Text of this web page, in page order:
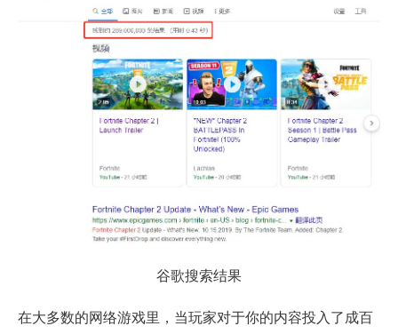
谷歌搜索结果
在大多数的网络游戏里，当玩家对于你的内容投入了成百